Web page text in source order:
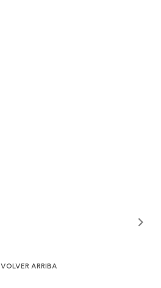
VOLVER ARRIBA